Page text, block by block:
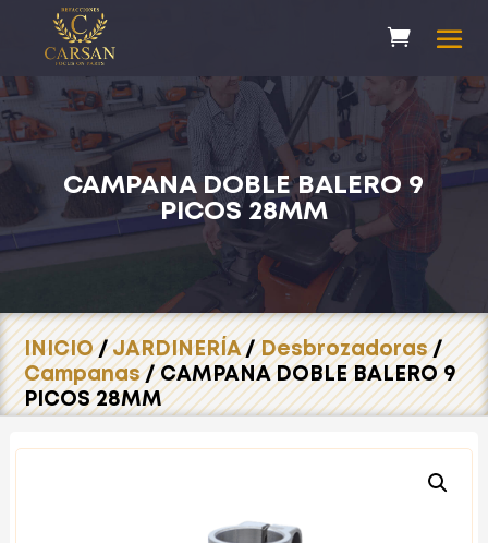
CAMPANA DOBLE BALERO 9
PICOS 28MM
INICIO/JARDINERÍA/Desbrozadoras/
Campanas/ CAMPANA DOBLE BALERO 9
PICOS 28MM